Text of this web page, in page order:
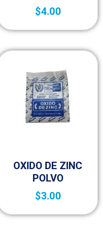
$4.00
OXIDO DE ZINC
POLVO
$3.00